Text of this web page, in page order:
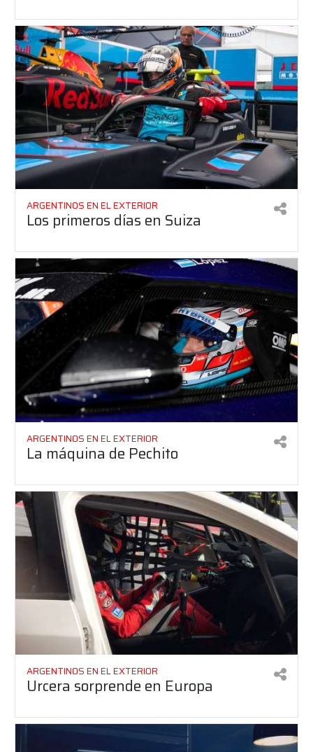
ARGENTINOS EN EL EXTERIOR
Los primeros días en Suiza
ARGENTINOS EN EL EXTERIOR
La máquina de Pechito
ARGENTINOS EN EL EXTERIOR
Urcera sorprende en Europa